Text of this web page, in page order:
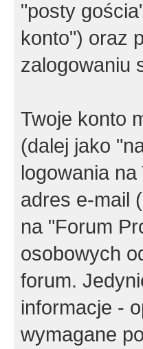
"posty
konto") oraz
zalogowaniu
Twoje konto
(dalej jako
logowania
adres e-mail
na "Forum
osobowych
forum.
informacje -
wymagane